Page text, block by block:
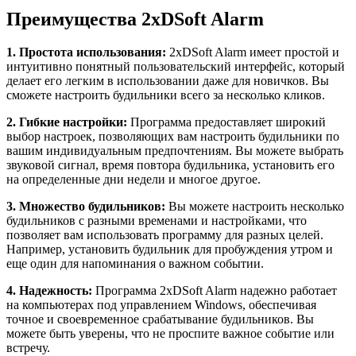
Преимущества 2xDSoft Alarm
1. Простота использования: 2xDSoft Alarm имеет простой и
интуитивно понятный пользовательский интерфейс, который
делает его легким в использовании даже для новичков. Вы
сможете настроить будильники всего за несколько кликов.
2. Гибкие настройки: Программа предоставляет широкий
выбор настроек, позволяющих вам настроить будильники по
вашим индивидуальным предпочтениям. Вы можете выбрать
звуковой сигнал, время повтора будильника, установить его
на определенные дни недели и многое другое.
3. Множество будильников: Вы можете настроить несколько
будильников с разными временами и настройками, что
позволяет вам использовать программу для разных целей.
Например, установить будильник для пробуждения утром и
еще один для напоминания о важном событии.
4. Надежность: Программа 2xDSoft Alarm надежно работает
на компьютерах под управлением Windows, обеспечивая
точное и своевременное срабатывание будильников. Вы
можете быть уверены, что не проспите важное событие или
встречу.